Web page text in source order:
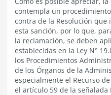
contempla un
contra de la Resolución que
esta sanción, por lo que,
la reclamación, se deben
establecidas en la Ley N°
los Procedimientos
de los Órganos de la
especialmente el Recurso
el artículo 59 de la señalada